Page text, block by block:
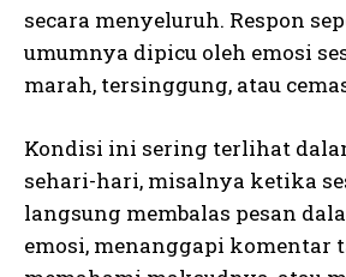
secara menyeluruh. Respon
umumnya dipicu oleh emosi
marah, tersinggung, atau
Kondisi ini sering terlihat
sehari-hari, misalnya ketika
langsung membalas pesan
emosi, menanggapi komentar